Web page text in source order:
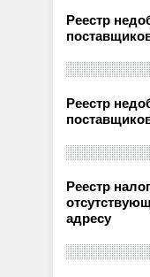
Реестр
Реестр
Реестр
адресу